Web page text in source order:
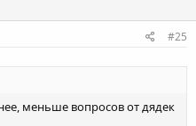
#25
меньше вопросов от дядек